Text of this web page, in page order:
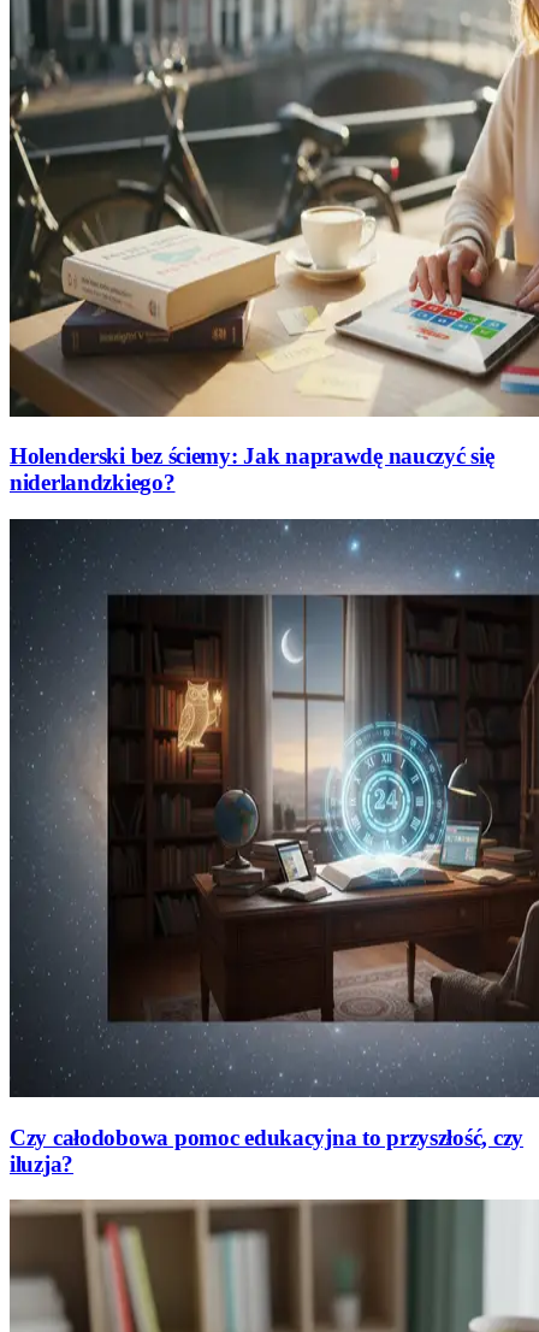
Holenderski bez ściemy: Jak naprawdę nauczyć się
niderlandzkiego?
Czy całodobowa pomoc edukacyjna to przyszłość, czy
iluzja?